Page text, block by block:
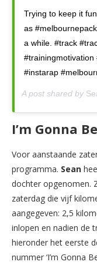
Trying to keep it
as
a while. #track
#trainingmotivation
#instarap
A post shared by
I’m Gonna Be
Voor aanstaande
programma. Sean
dochter opgenomen.
zaterdag die vijf
aangegeven: 2,5
inlopen en nadien de
hieronder het eerste
nummer ‘I’m Gonna